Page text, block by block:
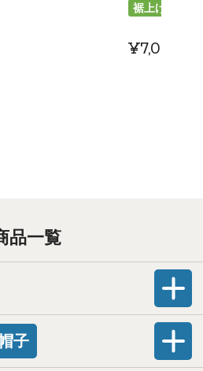
裾上げ
¥7,007
品一覧
子